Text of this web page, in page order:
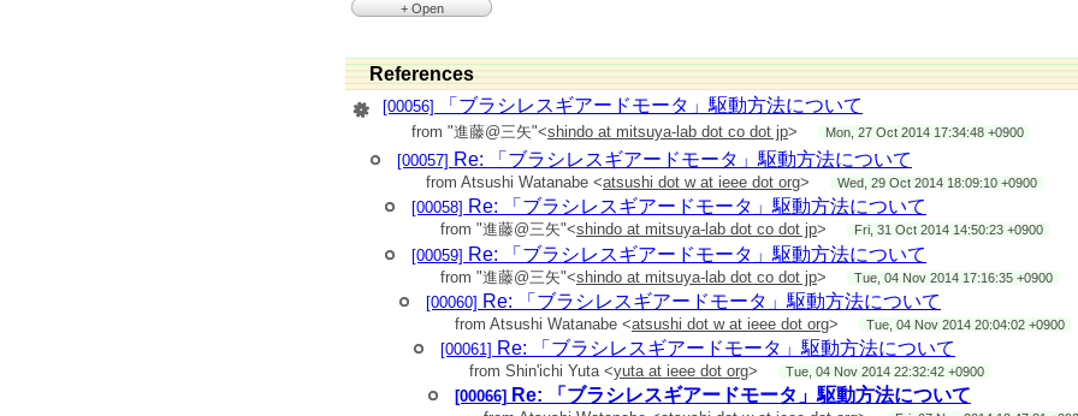
+ Open
> 油田です
>
> ご苦労さまです。
> たまたま三矢の人とのやりとりのメールを拝見して気がついたことです。
> モータのエンコーダが150パルスは良いとして、定格の回転が100rpmと言うこと
> はないだろうと思います。
> 多分、1500rpmの減速比1／15ではないかと想像します。
> エンコーダパルス数の設定に減速比1／15がかかっている値がセットされてし
> まっていることが、動かない原因ではないでしょうか。（この人の勘違いではな
> いかな。）
> 実際、1500rpmで150パルスなら、ギリギリ動いて欲しい気がします。
> ちなみに、SPURでは速度制御の周期は1msですか。
> （渡辺さんのセミナースライドでは、多分DCモータを想定しているので、20ms推
> 奨となっていますが。）
> なお、マニュアルに、
> ●「このモータドライバーをDCブラシレス（ACサーボ）モータに使うときは、
References
[00056] 「ブラシレスギアードモータ」駆動方法について
from "進藤@三矢"<shindo at mitsuya-lab dot co dot jp> Mon, 27 Oct 2014 17:34:48 +0900
[00057] Re: 「ブラシレスギアードモータ」駆動方法について
from Atsushi Watanabe <atsushi dot w at ieee dot org> Wed, 29 Oct 2014 18:09:10 +0900
[00058] Re: 「ブラシレスギアードモータ」駆動方法について
from "進藤@三矢"<shindo at mitsuya-lab dot co dot jp> Fri, 31 Oct 2014 14:50:23 +0900
[00059] Re: 「ブラシレスギアードモータ」駆動方法について
from "進藤@三矢"<shindo at mitsuya-lab dot co dot jp> Tue, 04 Nov 2014 17:16:35 +0900
[00060] Re: 「ブラシレスギアードモータ」駆動方法について
from Atsushi Watanabe <atsushi dot w at ieee dot org> Tue, 04 Nov 2014 20:04:02 +0900
[00061] Re: 「ブラシレスギアードモータ」駆動方法について
from Shin'ichi Yuta <yuta at ieee dot org> Tue, 04 Nov 2014 22:32:42 +0900
[00066] Re: 「ブラシレスギアードモータ」駆動方法について